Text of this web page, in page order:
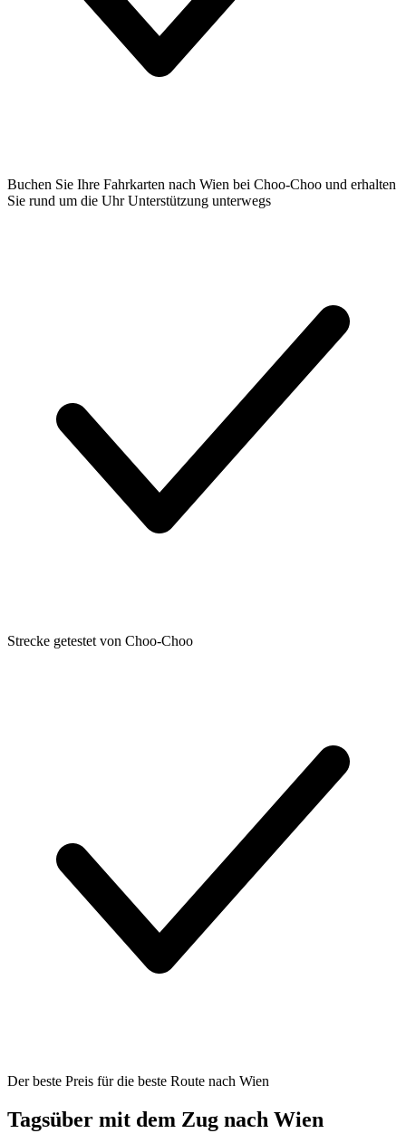
Buchen Sie Ihre Fahrkarten nach Wien bei Choo-Choo und erhalten
Sie rund um die Uhr Unterstützung unterwegs
Strecke getestet von Choo-Choo
Der beste Preis für die beste Route nach Wien
Tagsüber mit dem Zug nach Wien